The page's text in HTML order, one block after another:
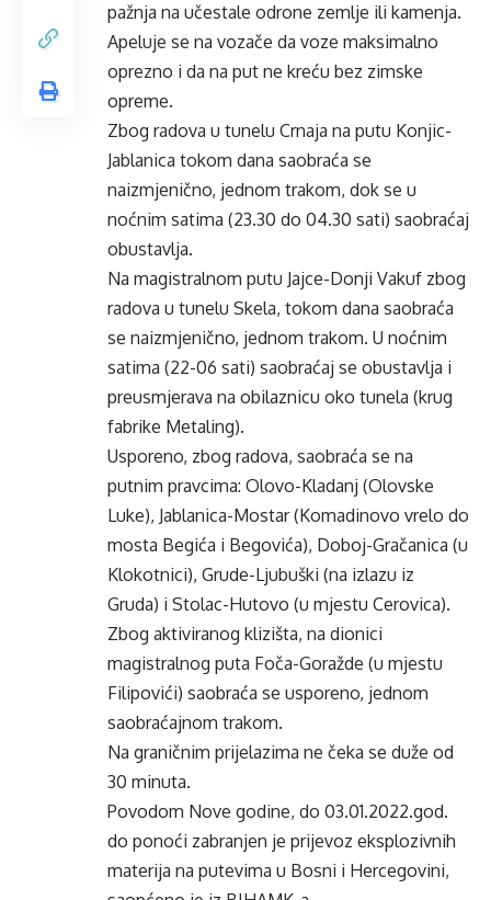
pažnja na učestale odrone zemlje ili kamenja.
Apeluje se na vozače da voze maksimalno
oprezno i da na put ne kreću bez zimske
opreme.
Zbog radova u tunelu Crnaja na putu Konjic-
Jablanica tokom dana saobraća se
naizmjenično, jednom trakom, dok se u
noćnim satima (23.30 do 04.30 sati) saobraćaj
obustavlja.
Na magistralnom putu Jajce-Donji Vakuf zbog
radova u tunelu Skela, tokom dana saobraća
se naizmjenično, jednom trakom. U noćnim
satima (22-06 sati) saobraćaj se obustavlja i
preusmjerava na obilaznicu oko tunela (krug
fabrike Metaling).
Usporeno, zbog radova, saobraća se na
putnim pravcima: Olovo-Kladanj (Olovske
Luke), Jablanica-Mostar (Komadinovo vrelo do
mosta Begića i Begovića), Doboj-Gračanica (u
Klokotnici), Grude-Ljubuški (na izlazu iz
Gruda) i Stolac-Hutovo (u mjestu Cerovica).
Zbog aktiviranog klizišta, na dionici
magistralnog puta Foča-Goražde (u mjestu
Filipovići) saobraća se usporeno, jednom
saobraćajnom trakom.
Na graničnim prijelazima ne čeka se duže od
30 minuta.
Povodom Nove godine, do 03.01.2022.god.
do ponoći zabranjen je prijevoz eksplozivnih
materija na putevima u Bosni i Hercegovini,